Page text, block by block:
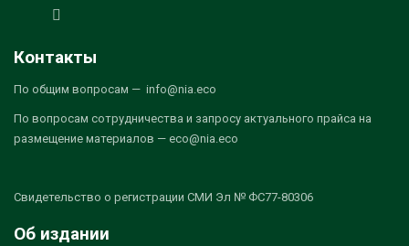
Контакты
По общим вопросам — info@nia.eco
По вопросам сотрудничества и запросу актуального прайса на
размещение материалов — eco@nia.eco
Свидетельство о регистрации СМИ Эл № ФС77-80306
Об издании